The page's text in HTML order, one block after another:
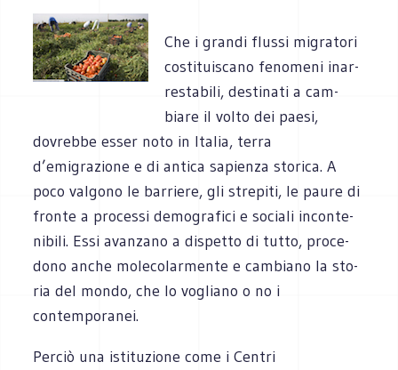
Che i grandi flussi migra­tori
costi­tui­scano feno­meni inar­
re­sta­bili, desti­nati a cam­
biare il volto dei paesi,
dovrebbe esser noto in Ita­lia, terra
d’emigrazione e di antica sapienza sto­rica. A
poco val­gono le bar­riere, gli stre­piti, le paure di
fronte a pro­cessi demo­gra­fici e sociali incon­te­
ni­bili. Essi avan­zano a dispetto di tutto, pro­ce­
dono anche mole­co­lar­mente e cam­biano la sto­
ria del mondo, che lo vogliano o no i
contemporanei.
Per­ciò una isti­tu­zione come i Cen­tri